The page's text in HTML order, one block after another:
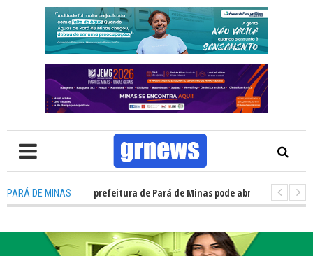
PARÁ DE MINAS
TV: Concurso da prefeitura de Pará de Minas pode abrir cerca de 1.500